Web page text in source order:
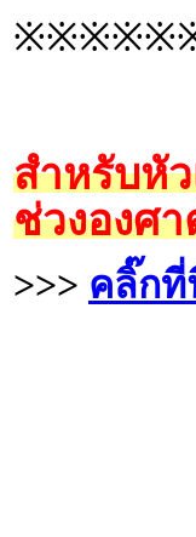
สำหรับหั
ช่วงองศ
>>> คลิ๊ก